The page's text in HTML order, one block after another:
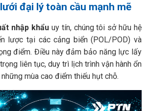
đại lý toàn cầu mạnh mẽ
nhập khẩu uy tín, chúng tôi sở hữu hệ
lược tại các cảng biển (POL/POD) và
điểm. Điều này đảm bảo năng lực lấy
liên tục, duy trì lịch trình vận hành ổn
mùa cao điểm thiếu hụt chỗ.